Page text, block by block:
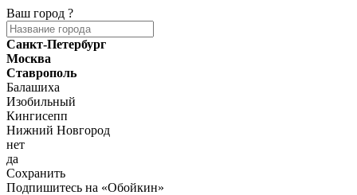
Ваш город ?
Санкт-Петербург
Москва
Ставрополь
Балашиха
Изобильный
Кингисепп
Нижний Новгород
нет
да
Сохранить
Подпишитесь на «Обойкин»